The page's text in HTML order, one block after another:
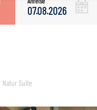
Natur Suite